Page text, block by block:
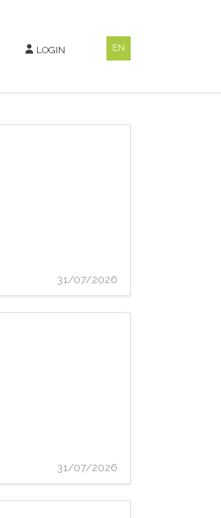
LOGIN EN
31/07/2026
31/07/2026